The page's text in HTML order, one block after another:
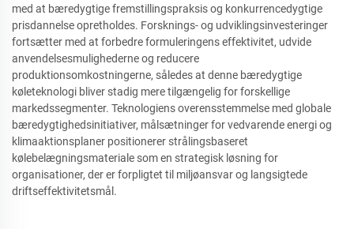
med at bæredygtige fremstillingspraksis og konkurrencedygtige
prisdannelse opretholdes. Forsknings- og udviklingsinvesteringer
fortsætter med at forbedre formuleringens effektivitet, udvide
anvendelsesmulighederne og reducere
produktionsomkostningerne, således at denne bæredygtige
køleteknologi bliver stadig mere tilgængelig for forskellige
markedssegmenter. Teknologiens overensstemmelse med globale
bæredygtighedsinitiativer, målsætninger for vedvarende energi og
klimaaktionsplaner positionerer strålingsbaseret
kølebelægningsmateriale som en strategisk løsning for
organisationer, der er forpligtet til miljøansvar og langsigtede
driftseffektivitetsmål.